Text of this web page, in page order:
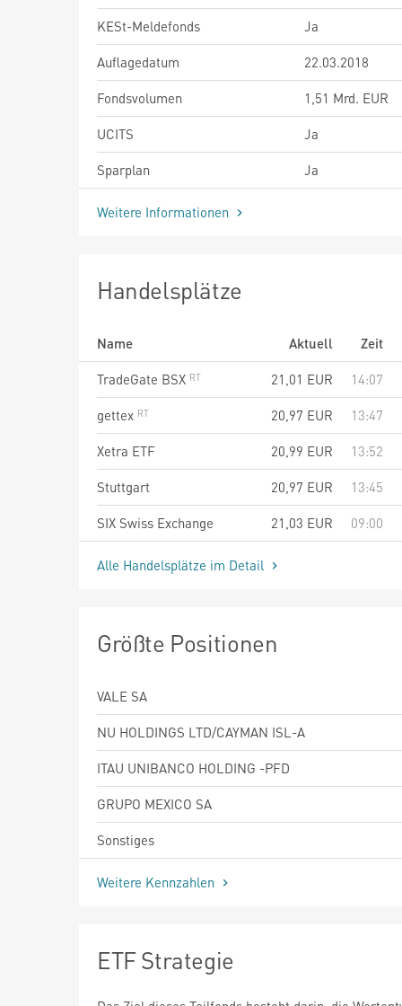
KESt-Meldefonds
Ja
Auflagedatum
22.03.2018
Fondsvolumen
1,51 Mrd. EUR
UCITS
Ja
Sparplan
Ja
Weitere Informationen
Handelsplätze
Name Aktuell
Zeit
TradeGate BSX
21,01 EUR
14:07
gettex
20,97 EUR
13:47
Xetra ETF
20,99 EUR
13:52
Stuttgart
20,97 EUR
13:45
SIX Swiss Exchange
21,03 EUR 09:00
Alle Handelsplätze im Detail
Größte Positionen
VALE SA
NU HOLDINGS LTD/CAYMAN ISL-A
ITAU UNIBANCO HOLDING -PFD
GRUPO MEXICO SA
Sonstiges
Weitere Kennzahlen
ETF Strategie